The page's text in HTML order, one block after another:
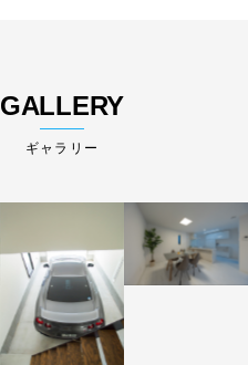
GALLERY
ギャラリー